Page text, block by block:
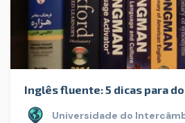
Inglês fluente: 5 dicas para
Universidade do